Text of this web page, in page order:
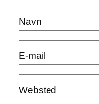
Navn
E-mail
Websted